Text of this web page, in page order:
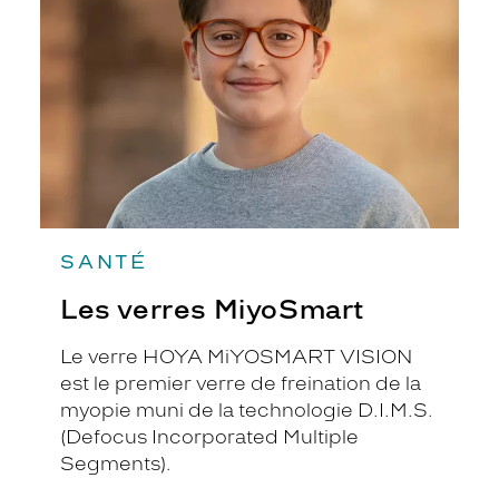
SANTÉ
Les verres MiyoSmart
Le verre HOYA MiYOSMART VISION
est le premier verre de freination de la
myopie muni de la technologie D.I.M.S.
(Defocus Incorporated Multiple
Segments).